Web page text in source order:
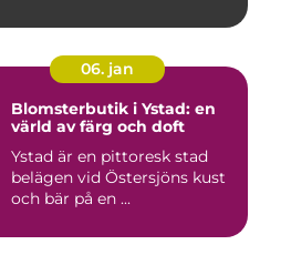
06. jan
Blomsterbutik i Ystad: en
värld av färg och doft
Ystad är en pittoresk stad
belägen vid Östersjöns kust
och bär på en ...